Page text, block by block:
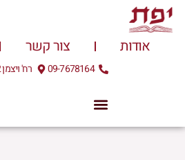
דילוג
לתוכן
אודות צור קשר
09-7678164 רח' ויצמן 132, כפר סבא